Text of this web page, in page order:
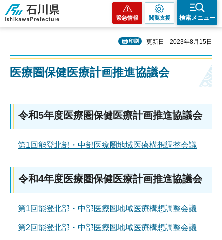
石川県
緊急情報 閲覧支援 検索メニュー
印刷 更新日：2023年8月15日
医療圏保健医療計画推進協議会
令和5年度医療圏保健医療計画推進協議会
第1回能登北部・中部医療圏地域医療構想調整会議
令和4年度医療圏保健医療計画推進協議会
第1回能登北部・中部医療圏地域医療構想調整会議
第2回能登北部・中部医療圏地域医療構想調整会議